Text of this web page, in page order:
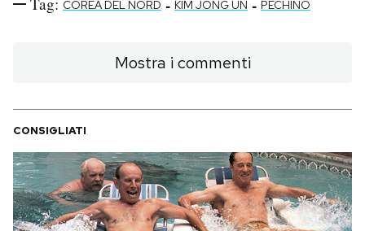
COREA DEL NORD - KIM JONG UN - PECHINO
Mostra i commenti
CONSIGLIATI